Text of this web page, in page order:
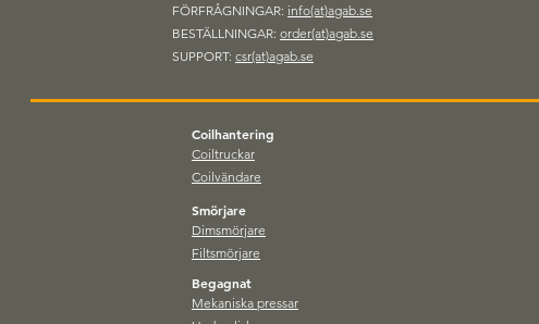
verktygsväxlingssystem för
verktyg upp till 32 ton
FÖRFRÅGNINGAR: info(at)agab.se
BESTÄLLNINGAR: order(at)agab.se
SUPPORT: csr(at)agab.se
Coilhantering
Coiltruckar
Coilvändare
Smörjare
Dimsmörjare
Filtsmörjare
Begagnat
Mekaniska pressar